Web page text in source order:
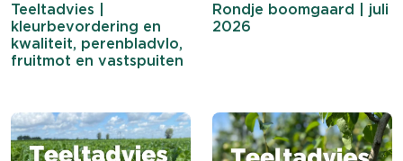
Teeltadvies |
kleurbevordering en
kwaliteit, perenbladvlo,
fruitmot en vastspuiten
Rondje boomgaard | juli
2026